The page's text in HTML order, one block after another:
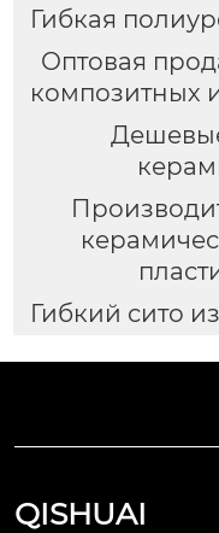
Гибкая
Оптовая
композитных
Гибкий сито
QISHUAI